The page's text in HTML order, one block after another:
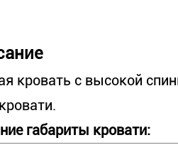
кровать с высокой
габариты кровати: